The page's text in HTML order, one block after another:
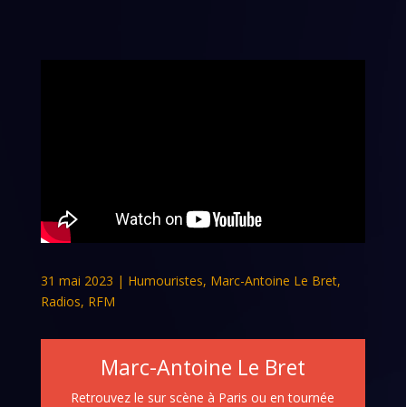
31 mai 2023 | Humouristes, Marc-Antoine Le Bret,
Radios, RFM
Marc-Antoine Le Bret
Retrouvez le sur scène à Paris ou en tournée